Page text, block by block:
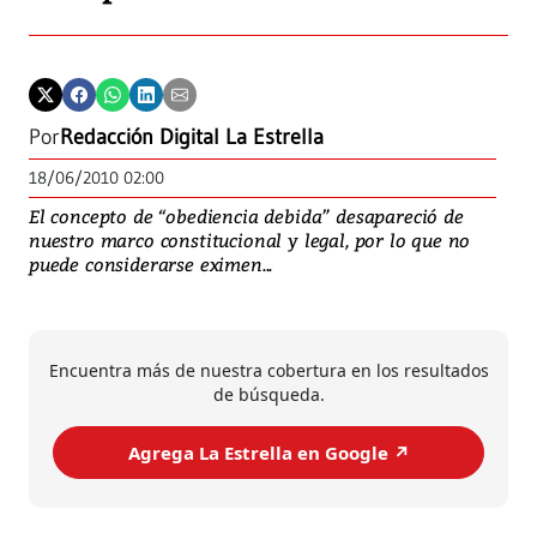
PorRedacción Digital La Estrella
18/06/2010 02:00
El concepto de “obediencia debida” desapareció de
nuestro marco constitucional y legal, por lo que no
puede considerarse eximen...
Encuentra más de nuestra cobertura en los resultados
de búsqueda.
Agrega La Estrella en Google ↗️